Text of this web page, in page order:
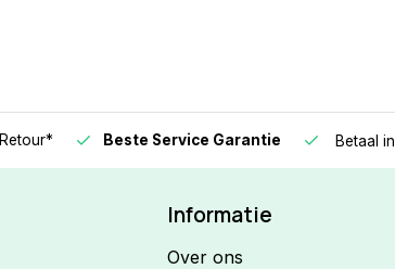
Retour* Beste Service Garantie Betaal in
Informatie
Over ons